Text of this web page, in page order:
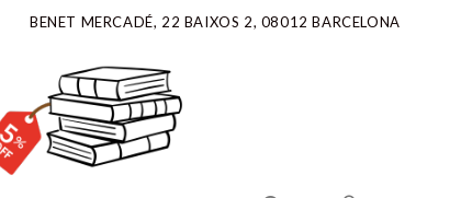
BENET MERCADÉ, 22 BAIXOS 2, 08012 BARCELONA